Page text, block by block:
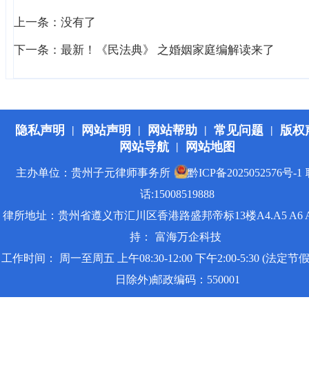
上一条：没有了
下一条： 最新！《民法典》 之婚姻家庭编解读来了
隐私声明 | 网站声明 | 网站帮助 | 常见问题 |
版权
网站导航
| 网站地图
主办单位：贵州子元律师事务所 黔ICP备2025052576号-1
话:15008519888
律所地址：贵州省遵义市汇川区香港路盛邦帝标13楼A4.A5 A6
持：
富海万企科技
工作时间： 周一至周五 上午08:30-12:00 下午2:00-5:30 (法定节
日除外)邮政编码：550001